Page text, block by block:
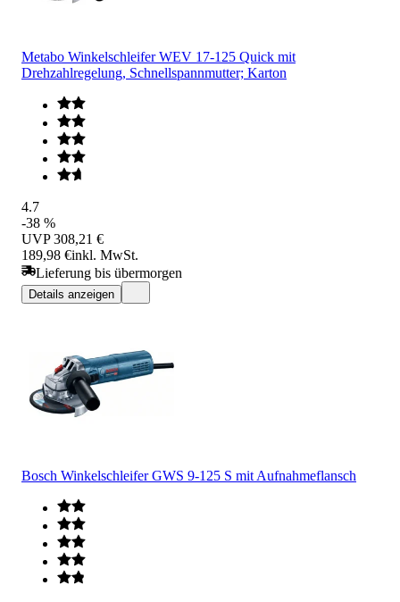
Metabo Winkelschleifer WEV 17-125 Quick mit
Drehzahlregelung, Schnellspannmutter; Karton
4.7
-38 %
UVP 308,21 €
189,98 €inkl. MwSt.
Lieferung bis übermorgen
Details anzeigen
Bosch Winkelschleifer GWS 9-125 S mit Aufnahmeflansch